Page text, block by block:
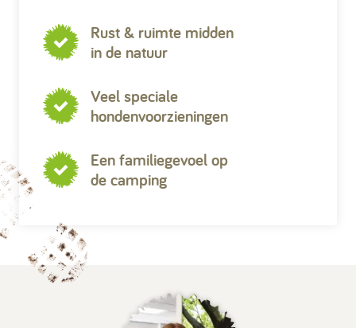
Rust & ruimte midden
in de natuur
Veel speciale
hondenvoorzieningen
Een familiegevoel op
de camping